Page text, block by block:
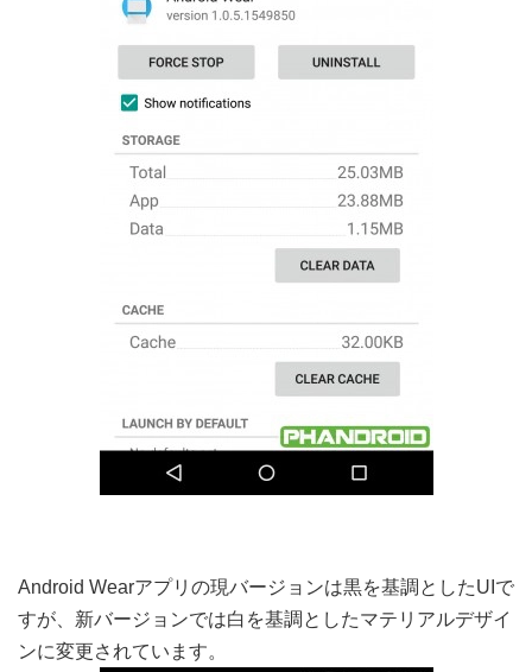
Android Wearアプリの現バージョンは黒を基調としたUIで
すが、新バージョンでは白を基調としたマテリアルデザイ
ンに変更されています。